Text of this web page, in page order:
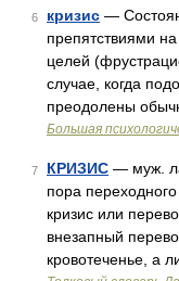
6 кризис —
препятствиями
целей
случае, когда
преодолены
Большая
7 КРИЗИС — муж.
пора
кризис или
внезапный
кровотеченье, а